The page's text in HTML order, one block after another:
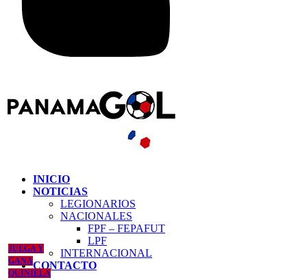
INICIO
NOTICIAS
LEGIONARIOS
NACIONALES
FPF – FEPAFUT
LPF
INTERNACIONAL
CONTACTO
JUEGA Y
GANA
QUINIELA